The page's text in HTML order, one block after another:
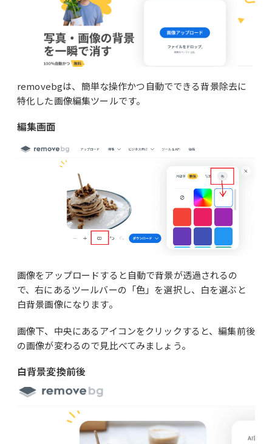
removebgは、簡単な操作かつ自動でできる背景除去に
特化した画像編集ツールです。
編集画面
画像をアップロードすると自動で背景が透過されるの
で、右にあるツールバーの「色」を選択し、白を選ぶと
白背景画像になります。
画像下、中央にあるアイコンをクリックすると、編集前後
の画像が変わるので見比べてみましょう。
白背景変換前後